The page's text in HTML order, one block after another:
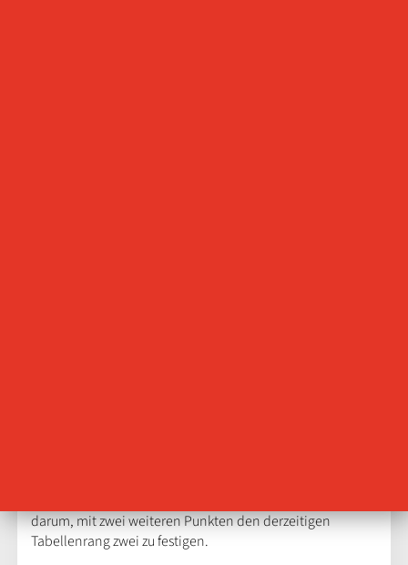
darum, mit zwei weiteren Punkten den derzeitigen
Tabellenrang zwei zu festigen.